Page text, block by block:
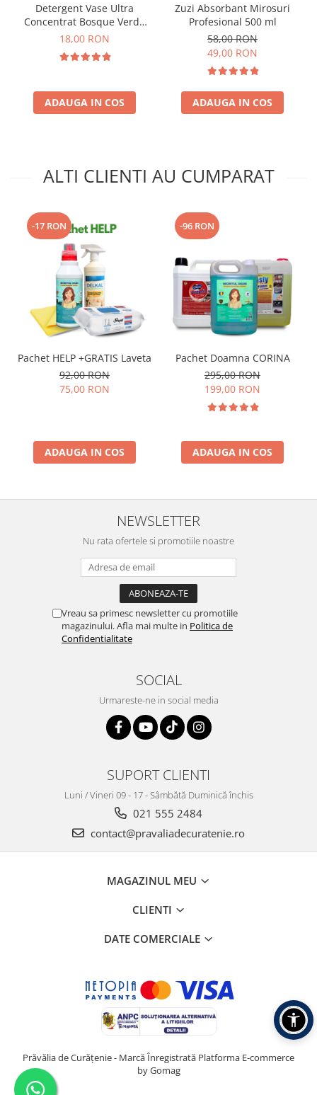
Detergent Vase Ultra
Concentrat Bosque Verde
Spania 1.3L
18,00 RON
ADAUGA IN COS
Zuzi Absorbant Mirosuri
Profesional 500 ml
58,00 RON
49,00 RON
ADAUGA IN COS
ALTI CLIENTI AU CUMPARAT
-17 RON
Pachet HELP +GRATIS Laveta
92,00 RON
75,00 RON
ADAUGA IN COS
-96 RON
Pachet Doamna CORINA
295,00 RON
199,00 RON
ADAUGA IN COS
NEWSLETTER
Nu rata ofertele si promotiile noastre
Vreau sa primesc newsletter cu promotiile
magazinului. Afla mai multe in Politica de
Confidentialitate
SOCIAL
Urmareste-ne in social media
SUPORT CLIENTI
Luni / Vineri 09 - 17 - Sâmbătă Duminică închis
021 555 2484
contact@pravaliadecuratenie.ro
MAGAZINUL MEU
CLIENTI
DATE COMERCIALE
Prăvălia de Curățenie - Marcă Înregistrată Platforma E-commerce
by Gomag